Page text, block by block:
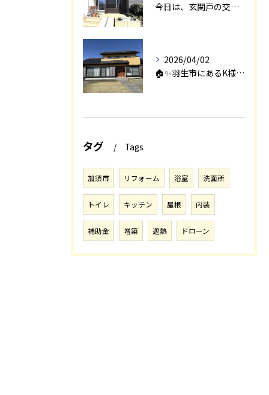
今日は、玄関戸の交換工事をご紹介します🚪✨。
2026/04/02
🏠✨羽生市にあるK様邸は、2008年に㈱エアロックで新築され...
タグ Tags
加須市 リフォーム 浴室 洗面所
トイレ キッチン 屋根 内装
補助金 増築 遮熱 ドローン